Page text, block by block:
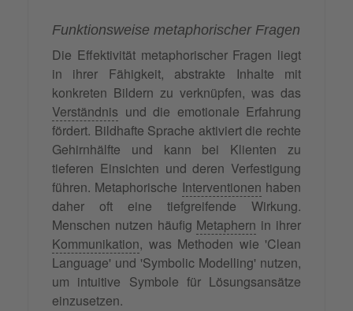
Funktionsweise metaphorischer Fragen
Die Effektivität metaphorischer Fragen liegt
in ihrer Fähigkeit, abstrakte Inhalte mit
konkreten Bildern zu verknüpfen, was das
Verständnis und die emotionale Erfahrung
fördert. Bildhafte Sprache aktiviert die rechte
Gehirnhälfte und kann bei Klienten zu
tieferen Einsichten und deren Verfestigung
führen. Metaphorische Interventionen haben
daher oft eine tiefgreifende Wirkung.
Menschen nutzen häufig Metaphern in ihrer
Kommunikation, was Methoden wie 'Clean
Language' und 'Symbolic Modelling' nutzen,
um intuitive Symbole für Lösungsansätze
einzusetzen.